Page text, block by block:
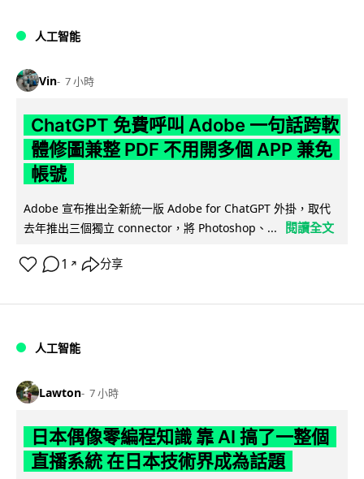
人工智能
Vin 7 小時
ChatGPT 免費呼叫 Adobe 一句話跨軟
體修圖兼整 PDF 不用開多個 APP 兼免
帳號
Adobe 宣布推出全新統一版 Adobe for ChatGPT 外掛，取代
去年推出三個獨立 connector，將 Photoshop、...
閱讀全文
1 ↗ 分享
人工智能
Lawton 7 小時
日本偶像零編程知識 靠 AI 搞了一整個
直播系統 在日本技術界成為話題